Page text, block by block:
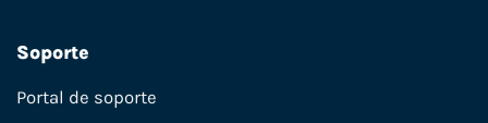
Soporte
Portal de soporte